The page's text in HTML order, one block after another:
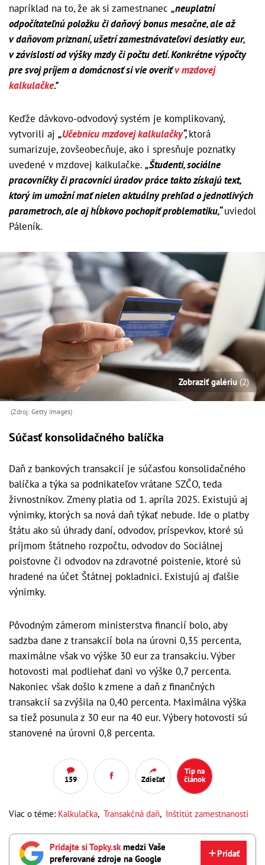
napríklad na to, že ak si zamestnanec „neuplatní
odpočítateľnú položku či daňový bonus mesačne, ale až
v daňovom priznaní, ušetrí zamest­návateľovi desiatky eur,
v závislosti od výšky mzdy či počtu detí. Konkrétne výpočty
pre svoj príjem a domácnosť si vie overiťv mzdovej
kalkulačke."
Keďže dávkovo-odvodový systém je komplikovaný,
vytvorili aj „Učebnicu mzdovej kalkulačky“,ktorá
sumarizuje, zovšeobecňuje, ako i spresňuje poznatky
uvedené v mzdovej kalkulačke. „Študenti, sociálne
pracovníčky či pracovníci úradov práce takto získajú text,
ktorý im umožní mať nielen aktuálny prehľad o jednotlivých
parametroch, ale aj hĺbkovo pochopiť problematiku,“uviedol
Páleník.
Zobraziť galériu(2)
(Zdroj: Getty Images)
Súčasť konsolidačného balíčka
Daň z bankových transakcií je súčasťou konsolidačného
balíčka a týka sa podnikateľov vrátane SZČO, teda
živnostníkov. Zmeny platia od 1. apríla 2025. Existujú aj
výnimky, ktorých sa nová daň týkať nebude. Ide o platby
štátu ako sú úhrady daní, odvodov, príspevkov, ktoré sú
príjmom štátneho rozpočtu, odvodov do Sociálnej
poisťovne či odvodov na zdravotné poistenie, ktoré sú
hradené na účet Štátnej pokladnici. Existujú aj ďalšie
výnimky.
Pôvodným zámerom ministerstva financií bolo, aby
sadzba dane z transakcií bola na úrovni 0,35 percenta,
maximálne však vo výške 30 eur za transakciu. Výber
hotovosti mal podliehať dani vo výške 0,7 percenta.
Nakoniec však došlo k zmene a daň z finančných
transakcií sa zvýšila na 0,40 percenta. Maximálna výška
sa tiež posunula z 30 eur na 40 eur. Výbery hotovosti sú
stanovené na úrovni 0,8 percenta.
159 Zdieľať
Tip na
článok
Viac o téme: Kalkulačka, Transakčná daň, Inštitút zamestnanosti
Pridajte si Topky.skmedzi Vaše
preferované zdroje na Google
Pridať